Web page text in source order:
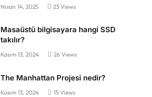
Nisan 14, 2025 23 Views
Masaüstü bilgisayara hangi SSD
takılır?
Kasım 13, 2024 26 Views
The Manhattan Projesi nedir?
Kasım 13, 2024 15 Views